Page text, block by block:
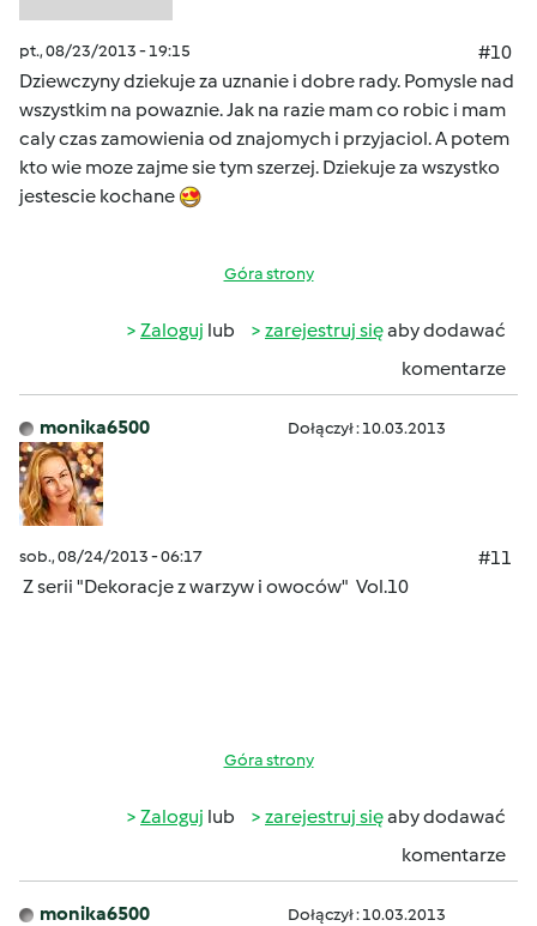
pt., 08/23/2013 - 19:15
#10
Dziewczyny dziekuje za uznanie i dobre rady. Pomysle nad
wszystkim na powaznie. Jak na razie mam co robic i mam
caly czas zamowienia od znajomych i przyjaciol. A potem
kto wie moze zajme sie tym szerzej. Dziekuje za wszystko
jestescie kochane
Góra strony
Zaloguj lub zarejestruj sięaby dodawać
komentarze
monika6500 Dołączył : 10.03.2013
sob., 08/24/2013 - 06:17
#11
Z serii "Dekoracje z warzyw i owoców" Vol.10
Góra strony
Zaloguj lub zarejestruj sięaby dodawać
komentarze
monika6500 Dołączył : 10.03.2013